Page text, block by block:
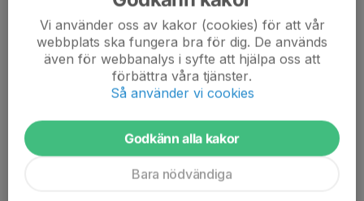
Vi använder oss av kakor (cookies) för att vår
webbplats ska fungera bra för dig. De används
även för webbanalys i syfte att hjälpa oss att
förbättra våra tjänster.
Så använder vi cookies
Godkänn alla kakor
Bara nödvändiga